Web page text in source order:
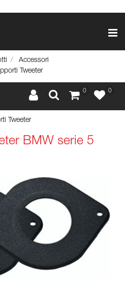
Accessori
Tweeter
0 0
Tweeter
BMW serie 5